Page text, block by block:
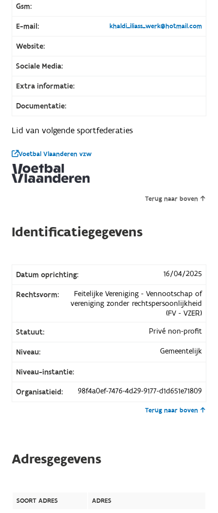
Gsm:
E-mail: khaldi_iliass_werk@hotmail.com
Website:
Sociale Media:
Extra informatie:
Documentatie:
Lid van volgende sportfederaties
Voetbal Vlaanderen vzw
Terug naar boven
Identificatiegegevens
Datum oprichting: 16/04/2025
Rechtsvorm:
Feitelijke Vereniging - Vennootschap of
vereniging zonder rechtspersoonlijkheid
(FV - VZER)
Statuut:
Privé non-profit
Niveau: Gemeentelijk
Niveau-instantie:
Organisatieid: 98f4a0ef-7476-4d29-9177-d1d651e71809
Terug naar boven
Adresgegevens
SOORT ADRES ADRES